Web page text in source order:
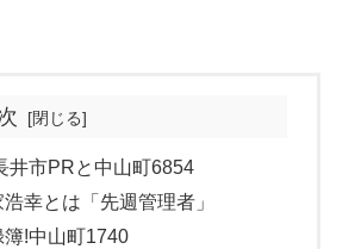
井市PRと中山町6854
幸とは「先週管理者」
!中山町1740